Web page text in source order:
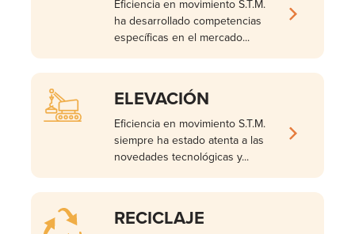
Eficiencia en movimiento S.T.M.
ha desarrollado competencias
específicas en el mercado...
ELEVACIÓN
Eficiencia en movimiento S.T.M.
siempre ha estado atenta a las
novedades tecnológicas y...
RECICLAJE